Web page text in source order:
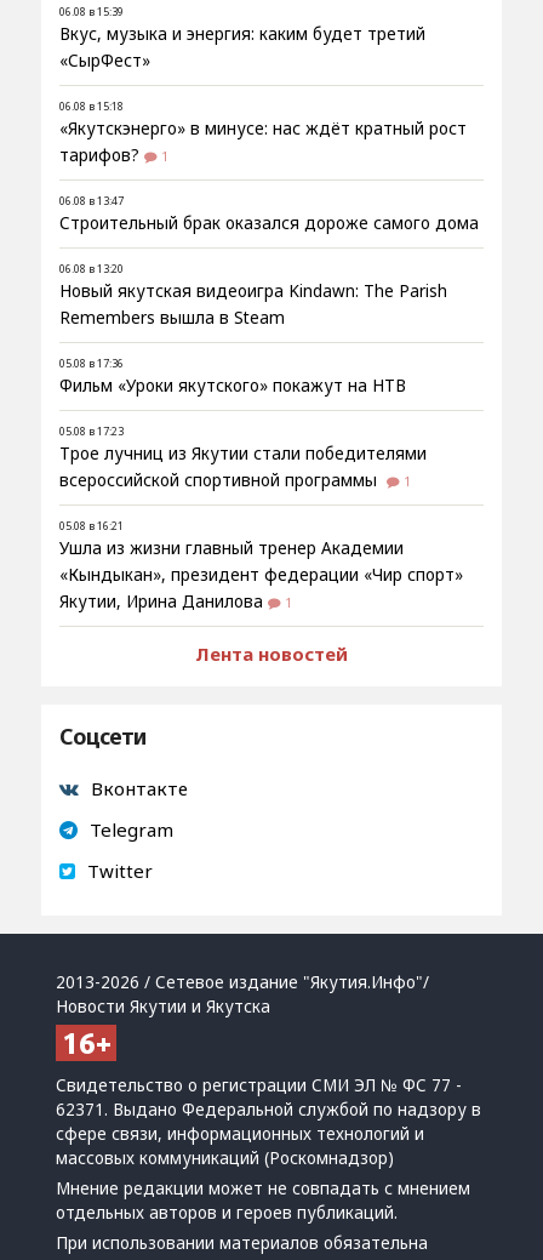
06.08 в 15:39
Вкус, музыка и энергия: каким будет третий
«СырФест»
06.08 в 15:18
«Якутскэнерго» в минусе: нас ждёт кратный рост
тарифов?
1
06.08 в 13:47
Строительный брак оказался дороже самого дома
06.08 в 13:20
Новый якутская видеоигра Kindawn: The Parish
Remembers вышла в Steam
05.08 в 17:36
Фильм «Уроки якутского» покажут на НТВ
05.08 в 17:23
Трое лучниц из Якутии стали победителями
всероссийской спортивной программы
1
05.08 в 16:21
Ушла из жизни главный тренер Академии
«Кындыкан», президент федерации «Чир спорт»
Якутии, Ирина Данилова
1
Лента новостей
Соцсети
Вконтакте
Telegram
Twitter
2013-2026 / Сетевое издание "Якутия.Инфо"/
Новости Якутии и Якутска
Свидетельство о регистрации СМИ ЭЛ № ФС 77 -
62371. Выдано Федеральной службой по надзору в
сфере связи, информационных технологий и
массовых коммуникаций (Роскомнадзор)
Мнение редакции может не совпадать с мнением
отдельных авторов и героев публикаций.
При использовании материалов обязательна